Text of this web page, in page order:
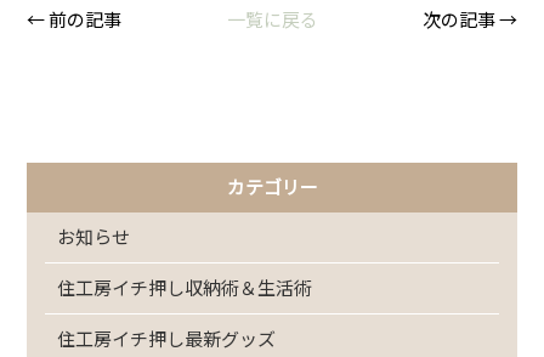
← 前の記事 一覧に戻る 次の記事 →
カテゴリー
お知らせ
住工房イチ押し収納術＆生活術
住工房イチ押し最新グッズ